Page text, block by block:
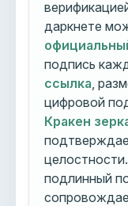
даркнете
подпись
ссылка ,
цифровой
Кракен
целостности.
подлинный